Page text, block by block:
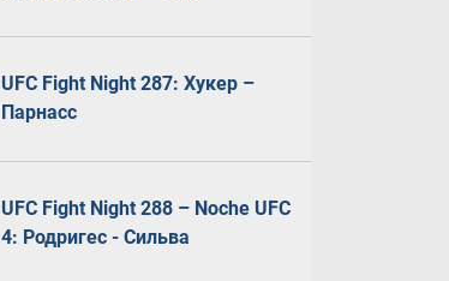
UFC Fight Night 287: Хукер –
Парнасс
UFC Fight Night 288 – Noche UFC
4: Родригес - Сильва